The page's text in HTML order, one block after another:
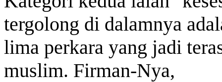
tergolong di dalamnya
lima perkara yang jadi
muslim. Firman-Nya,